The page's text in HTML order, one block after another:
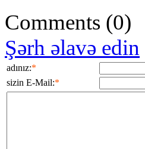
Comments (0)
Şərh əlavə edin
adınız:*
sizin E-Mail:*